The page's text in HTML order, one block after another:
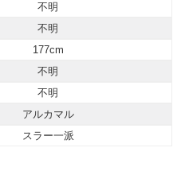
不明
不明
177cm
不明
不明
アルカマル
スラー一派